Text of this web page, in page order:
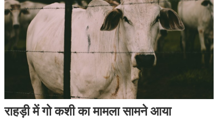
राहड़ी में गो कशी का मामला सामने आया